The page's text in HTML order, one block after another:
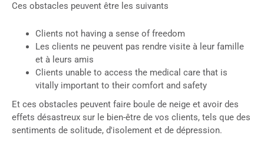
Ces obstacles peuvent être les suivants
Clients not having a sense of freedom
Les clients ne peuvent pas rendre visite à leur famille
et à leurs amis
Clients unable to access the medical care that is
vitally important to their comfort and safety
Et ces obstacles peuvent faire boule de neige et avoir des
effets désastreux sur le bien-être de vos clients, tels que des
sentiments de solitude, d'isolement et de dépression.